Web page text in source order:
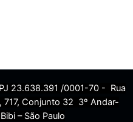
23.638.391 /0001-70 - Rua
717, Conjunto 32 3º Andar-
– São Paulo